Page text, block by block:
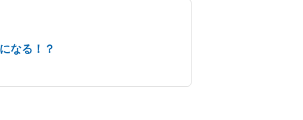
なる！？